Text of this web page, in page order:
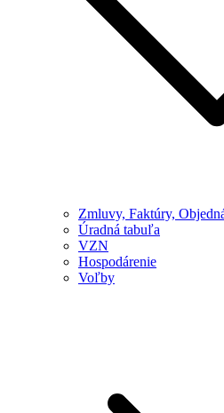
Zmluvy, Faktúry,
Úradná tabuľa
VZN
Hospodárenie
Voľby